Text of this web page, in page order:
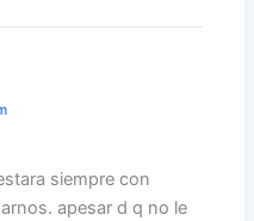
siempre con
apesar d q no le